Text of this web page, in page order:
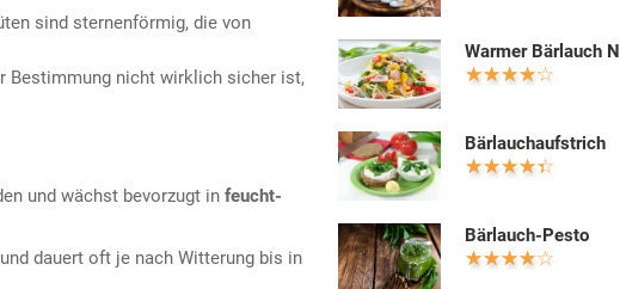
sind sternenförmig, die von
Bestimmung nicht wirklich sicher ist,
und wächst bevorzugt in feucht-
und dauert oft je nach Witterung bis in
Warmer Bärlauch
Bärlauchaufstrich
Bärlauch-Pesto